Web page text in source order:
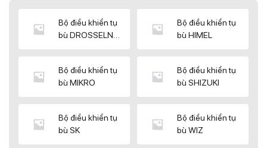
Bộ điều khiển tụ
bù DROSSELN
Bộ điều khiển tụ
bù HIMEL
Bộ điều khiển tụ
bù MIKRO
Bộ điều khiển tụ
bù SHIZUKI
Bộ điều khiển tụ
bù SK
Bộ điều khiển tụ
bù WIZ